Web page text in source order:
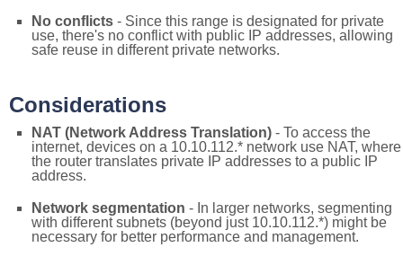
No conflicts - Since this range is designated for private
use, there's no conflict with public IP addresses, allowing
safe reuse in different private networks.
Considerations
NAT (Network Address Translation) - To access the
internet, devices on a 10.10.112.* network use NAT, where
the router translates private IP addresses to a public IP
address.
Network segmentation - In larger networks, segmenting
with different subnets (beyond just 10.10.112.*) might be
necessary for better performance and management.